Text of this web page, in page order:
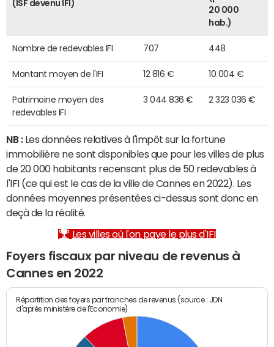
(ISF devenu IFI)
20 000
hab.)
Nombre de redevables IFI 707 448
Montant moyen de l'IFI 12 816 € 10 004 €
Patrimoine moyen des
redevables IFI
3 044 836 € 2 323 036 €
NB :Les données relatives à l'impôt sur la fortune
immobilière ne sont disponibles que pour les villes de plus
de 20 000 habitants recensant plus de 50 redevables à
l'IFI (ce qui est le cas de la ville de Cannes en 2022). Les
données moyennes présentées ci-dessus sont donc en
deçà de la réalité.
Les villes où l'on paye le plus d'IFI
Foyers fiscaux par niveau de revenus à
Cannes en 2022
Répartition des foyers par tranches de revenus (source : JDN
d'après ministère de l'Economie)